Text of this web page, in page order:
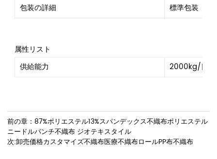
包装の詳細 標準包装
属性リスト
供給能力
2000kg/日
前の章：87%ポリエステル13%スパンデックス不織布ポリエステル
ニードルパンチ不織布 ジオテキスタイル
次:卸売価格カスタマイズ不織布医療不織布ロールPP布不織布